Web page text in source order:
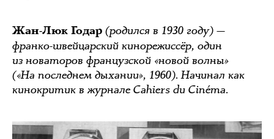
Жан-Люк Годар (родился в 1930 году) —
франко-швейцарский кинорежиссёр, один
из новаторов французской «новой волны»
(«На последнем дыхании», 1960). Начинал как
кинокритик в журнале Cahiers du Cinéma.